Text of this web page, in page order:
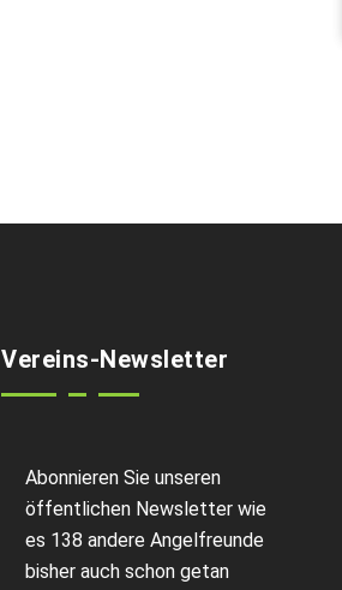
Vereins-Newsletter
Abonnieren Sie unseren
öffentlichen Newsletter wie
es 138 andere Angelfreunde
bisher auch schon getan